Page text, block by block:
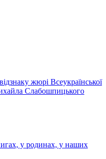
жюрі Всеукраїнської
Слабошпицького
у родинах, у наших